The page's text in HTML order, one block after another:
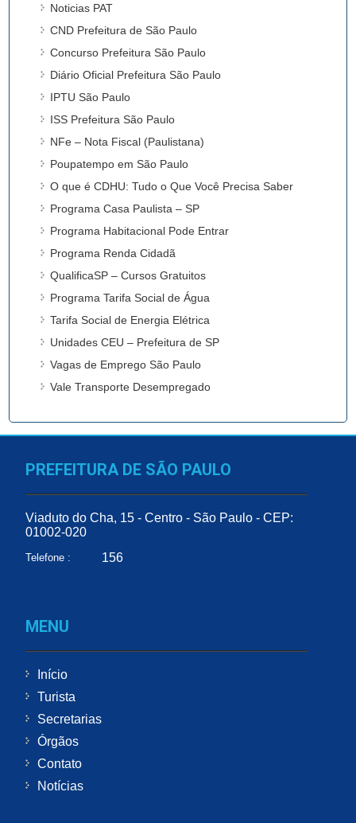
Noticias PAT
CND Prefeitura de São Paulo
Concurso Prefeitura São Paulo
Diário Oficial Prefeitura São Paulo
IPTU São Paulo
ISS Prefeitura São Paulo
NFe – Nota Fiscal (Paulistana)
Poupatempo em São Paulo
O que é CDHU: Tudo o Que Você Precisa Saber
Programa Casa Paulista – SP
Programa Habitacional Pode Entrar
Programa Renda Cidadã
QualificaSP – Cursos Gratuitos
Programa Tarifa Social de Água
Tarifa Social de Energia Elétrica
Unidades CEU – Prefeitura de SP
Vagas de Emprego São Paulo
Vale Transporte Desempregado
PREFEITURA DE SÃO PAULO
Viaduto do Cha, 15 - Centro - São Paulo - CEP:
01002-020
Telefone : 156
MENU
Início
Turista
Secretarias
Órgãos
Contato
Notícias